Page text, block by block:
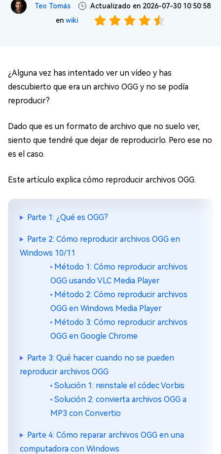
Teo Tomás
Actualizado en 2026-07-30 10:50:58
en wiki
¿Alguna vez has intentado ver un vídeo y has
descubierto que era un archivo OGG y no se podía
reproducir?
Dado que es un formato de archivo que no suelo ver,
siento que tendré que dejar de reproducirlo. Pero ese no
es el caso.
Este artículo explica cómo reproducir archivos OGG.
Parte 1: ¿Qué es OGG?
Parte 2: Cómo reproducir archivos OGG en
Windows 10/11
Método 1: Cómo reproducir archivos
OGG usando VLC Media Player
Método 2: Cómo reproducir archivos
OGG en Windows Media Player
Método 3: Cómo reproducir archivos
OGG en Google Chrome
Parte 3: Qué hacer cuando no se pueden
reproducir archivos OGG
Solución 1: reinstale el códec Vorbis
Solución 2: convierta archivos OGG a
MP3 con Convertio
Parte 4: Cómo reparar archivos OGG en una
computadora con Windows